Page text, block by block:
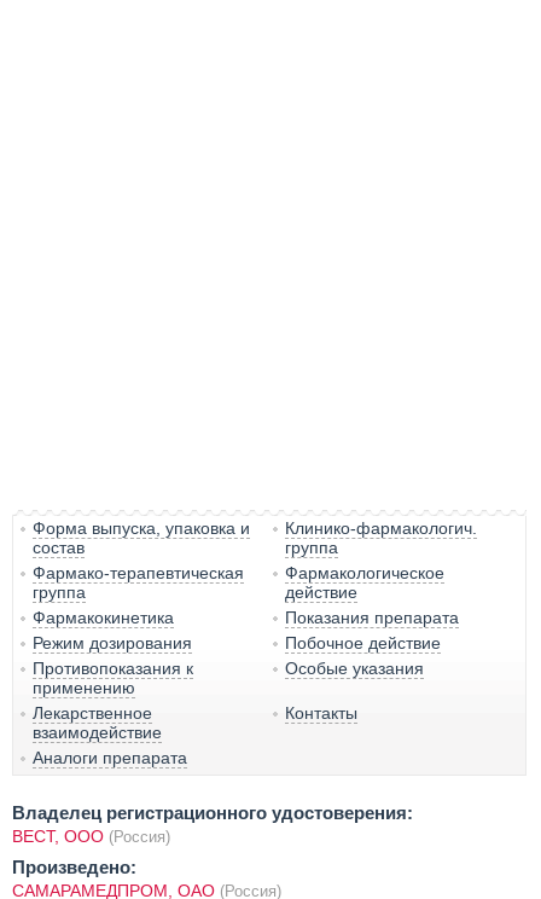
Форма выпуска, упаковка и
состав
Клинико-фармакологич.
группа
Фармако-терапевтическая
группа
Фармакологическое
действие
Фармакокинетика
Показания препарата
Режим дозирования
Побочное действие
Противопоказания к
применению
Особые указания
Лекарственное
взаимодействие
Контакты
Аналоги препарата
Владелец регистрационного удостоверения:
ВЕСТ, ООО (Россия)
Произведено:
САМАРАМЕДПРОМ, ОАО (Россия)